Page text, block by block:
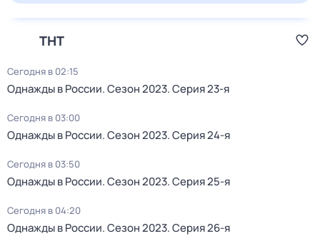
ТНТ
Сегодня в 02:15
Однажды в России. Сезон 2023. Серия 23-я
Сегодня в 03:00
Однажды в России. Сезон 2023. Серия 24-я
Сегодня в 03:50
Однажды в России. Сезон 2023. Серия 25-я
Сегодня в 04:20
Однажды в России. Сезон 2023. Серия 26-я